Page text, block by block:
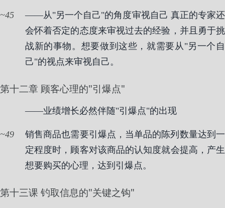
——从"另一个自己"的角度审视自己
45
真正的专家还
会怀着否定的态度来审视过去的经验，并且勇于挑
战新的事物。想要做到这些，就需要从"另一个自
己"的视点来审视自己。
第十二章 顾客心理的"引爆点"
——业绩增长必然伴随"引爆点"的出现
49
销售商品也需要引爆点，当单品的陈列数量达到一
定程度时，顾客对该商品的认知度就会提高，产生
想要购买的心理，达到引爆点。
第十三课 钓取信息的"关键之钩"